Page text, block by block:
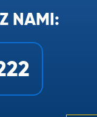
NAMI: